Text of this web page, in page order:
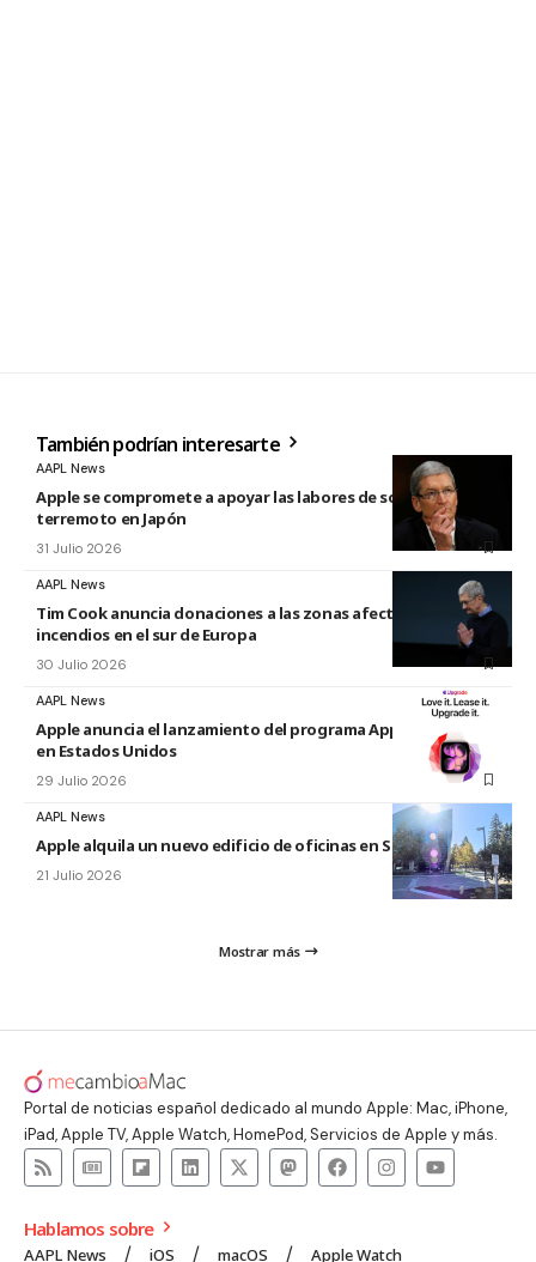
También podrían interesarte
AAPL News
Apple se compromete a apoyar las labores de socorro tras el
terremoto en Japón
31 Julio 2026
AAPL News
Tim Cook anuncia donaciones a las zonas afectadas por los
incendios en el sur de Europa
30 Julio 2026
AAPL News
Apple anuncia el lanzamiento del programa Apple Upgrade
en Estados Unidos
29 Julio 2026
AAPL News
Apple alquila un nuevo edificio de oficinas en Sunnyvale
21 Julio 2026
Mostrar más
Portal de noticias español dedicado al mundo Apple: Mac, iPhone,
iPad, Apple TV, Apple Watch, HomePod, Servicios de Apple y más.
Hablamos sobre
AAPL News iOS macOS Apple Watch